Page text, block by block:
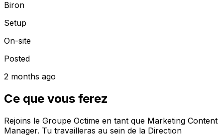
Biron
Setup
On-site
Posted
2 months ago
Ce que vous ferez
Rejoins le Groupe Octime en tant que Marketing Content
Manager. Tu travailleras au sein de la Direction